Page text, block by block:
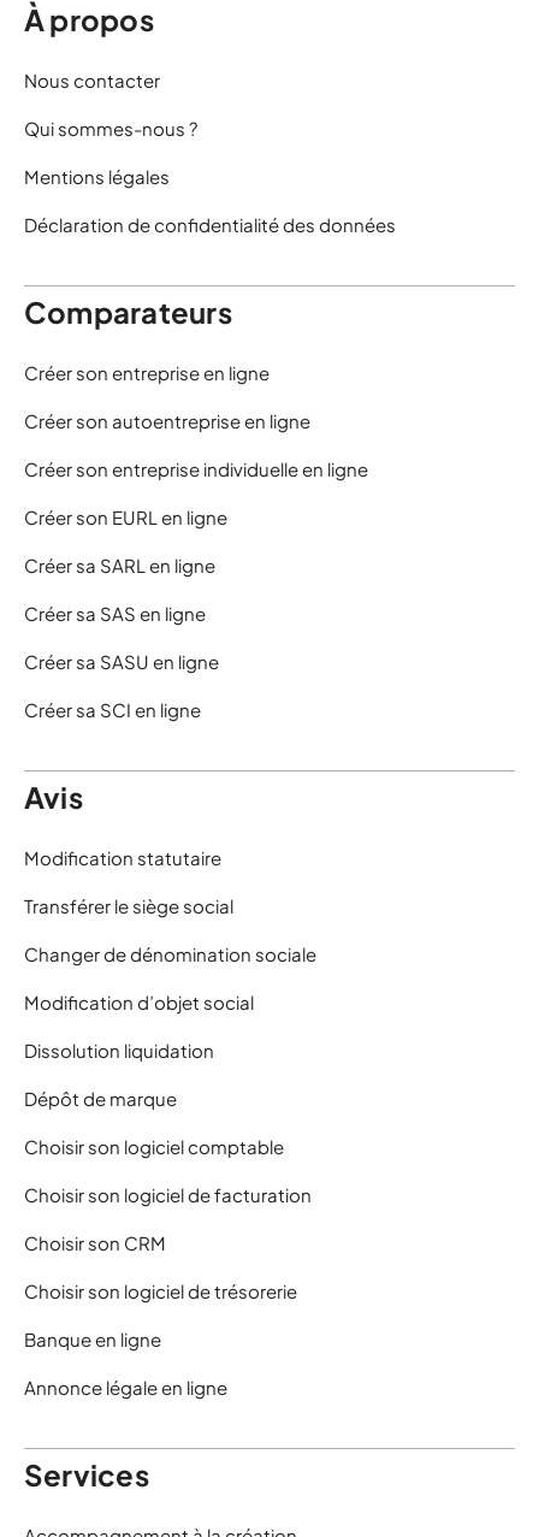
À propos
Nous contacter
Qui sommes-nous ?
Mentions légales
Déclaration de confidentialité des données
Comparateurs
Créer son entreprise en ligne
Créer son autoentreprise en ligne
Créer son entreprise individuelle en ligne
Créer son EURL en ligne
Créer sa SARL en ligne
Créer sa SAS en ligne
Créer sa SASU en ligne
Créer sa SCI en ligne
Avis
Modification statutaire
Transférer le siège social
Changer de dénomination sociale
Modification d’objet social
Dissolution liquidation
Dépôt de marque
Choisir son logiciel comptable
Choisir son logiciel de facturation
Choisir son CRM
Choisir son logiciel de trésorerie
Banque en ligne
Annonce légale en ligne
Services